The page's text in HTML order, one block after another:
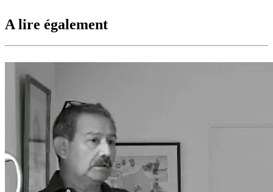
A lire également